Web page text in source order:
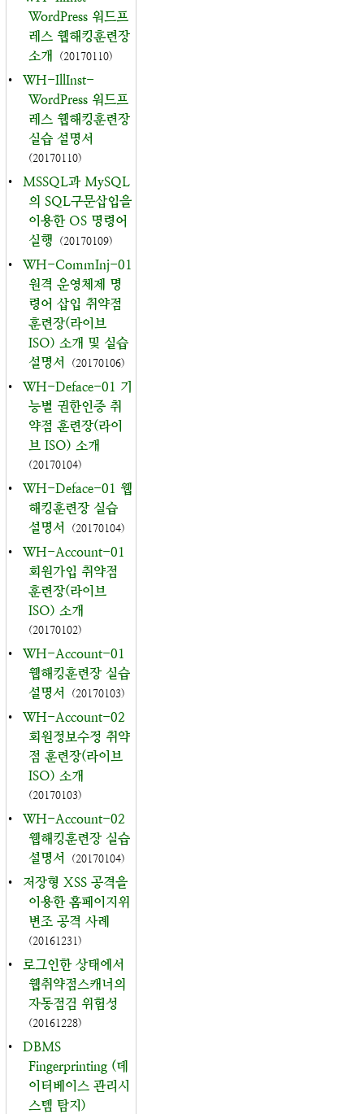
WordPress 워드프
레스 웹해킹훈련장
소개
(20170110)
•
WH-IllInst-
WordPress 워드프
레스 웹해킹훈련장
실습 설명서
(20170110)
•
MSSQL과 MySQL
의 SQL구문삽입을
이용한 OS 명령어
실행
(20170109)
•
WH-CommInj-01
원격 운영체제 명
령어 삽입 취약점
훈련장(라이브
ISO) 소개 및 실습
설명서
(20170106)
•
WH-Deface-01 기
능별 권한인증 취
약점 훈련장(라이
브 ISO) 소개
(20170104)
•
WH-Deface-01 웹
해킹훈련장 실습
설명서
(20170104)
•
WH-Account-01
회원가입 취약점
훈련장(라이브
ISO) 소개
(20170102)
•
WH-Account-01
웹해킹훈련장 실습
설명서
(20170103)
•
WH-Account-02
회원정보수정 취약
점 훈련장(라이브
ISO) 소개
(20170103)
•
WH-Account-02
웹해킹훈련장 실습
설명서
(20170104)
•
저장형 XSS 공격을
이용한 홈페이지위
변조 공격 사례
(20161231)
•
로그인한 상태에서
웹취약점스캐너의
자동점검 위험성
(20161228)
•
DBMS
Fingerprinting (데
이터베이스 관리시
스템 탐지)